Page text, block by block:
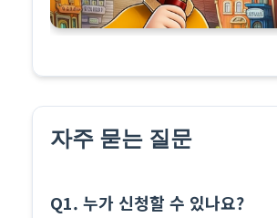
자주 묻는 질문
Q1. 누가 신청할 수 있나요?